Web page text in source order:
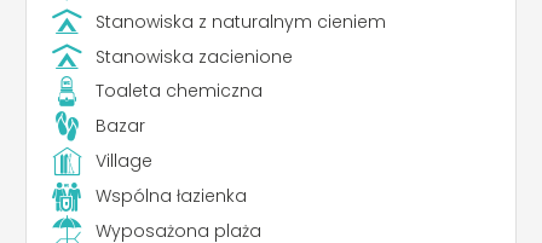
Stanowiska z naturalnym cieniem
Stanowiska zacienione
Toaleta chemiczna
Bazar
Village
Wspólna łazienka
Wyposażona plaża